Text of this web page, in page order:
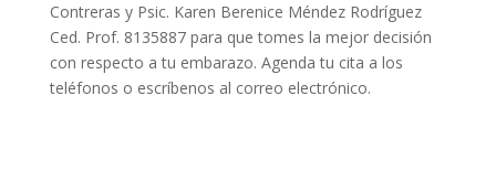
Contreras y Psic. Karen Berenice Méndez Rodríguez
Ced. Prof. 8135887 para que tomes la mejor decisión
con respecto a tu embarazo. Agenda tu cita a los
teléfonos o escríbenos al correo electrónico.